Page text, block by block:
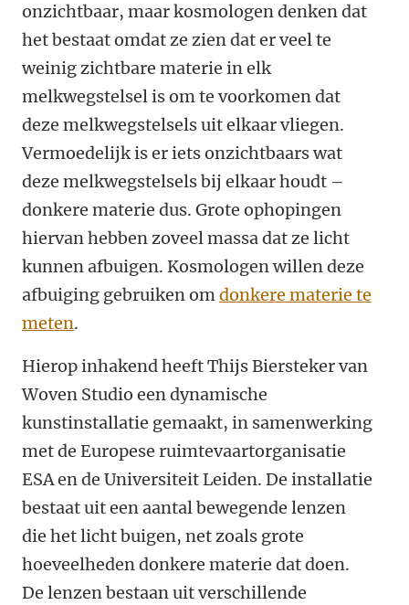
onzichtbaar, maar kosmologen denken dat
het bestaat omdat ze zien dat er veel te
weinig zichtbare materie in elk
melkwegstelsel is om te voorkomen dat
deze melkwegstelsels uit elkaar vliegen.
Vermoedelijk is er iets onzichtbaars wat
deze melkwegstelsels bij elkaar houdt –
donkere materie dus. Grote ophopingen
hiervan hebben zoveel massa dat ze licht
kunnen afbuigen. Kosmologen willen deze
afbuiging gebruiken omdonkere materie te
meten.
Hierop inhakend heeft Thijs Biersteker van
Woven Studio een dynamische
kunstinstallatie gemaakt, in samenwerking
met de Europese ruimtevaartorganisatie
ESA en de Universiteit Leiden. De installatie
bestaat uit een aantal bewegende lenzen
die het licht buigen, net zoals grote
hoeveelheden donkere materie dat doen.
De lenzen bestaan uit verschillende